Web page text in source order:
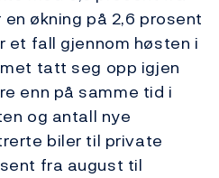
økning på 2,6 prosent
et fall gjennom høsten i
tatt seg opp igjen
enn på samme tid i
og antall nye
biler til private
fra august til